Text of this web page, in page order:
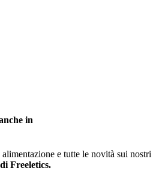
in
e tutte le novità sui nostri
Freeletics.